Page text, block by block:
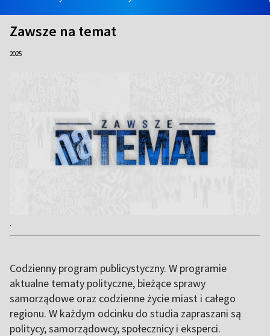
Zawsze na temat
2025
.
Codzienny program publicystyczny. W programie
aktualne tematy polityczne, bieżące sprawy
samorządowe oraz codzienne życie miast i całego
regionu. W każdym odcinku do studia zapraszani są
politycy, samorządowcy, społecznicy i eksperci.